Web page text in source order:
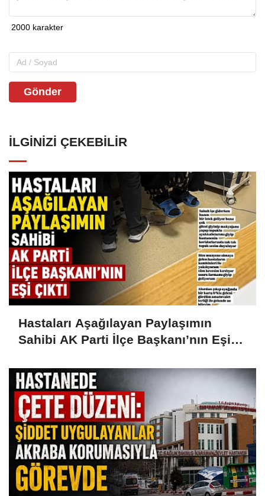
Gönder
İLGINIZI ÇEKEBILIR
Hastaları Aşağılayan Paylaşımın
Sahibi AK Parti İlçe Başkanı’nın Eşi